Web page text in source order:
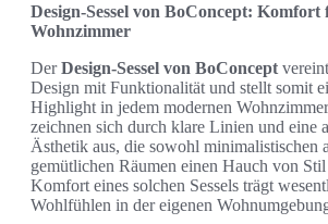
Design-Sessel von BoConcept: Komfort
Wohnzimmer
DerDesign-Sessel von BoConcept
Design mit Funktionalität und stellt somit
Highlight in jedem modernen
zeichnen sich durch klare Linien und eine
Ästhetik aus, die sowohl minimalistischen
gemütlichen Räumen einen Hauch von
Komfort eines solchen Sessels trägt
Wohlfühlen in der eigenen